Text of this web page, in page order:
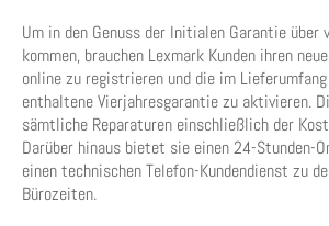
Um in den Genuss der Initialen Garantie über
kommen, brauchen Lexmark Kunden ihren
online zu registrieren und die im
enthaltene Vierjahresgarantie zu aktivieren.
sämtliche Reparaturen einschließlich der
Darüber hinaus bietet sie einen 24-Stunden-
einen technischen Telefon-Kundendienst zu
Bürozeiten.